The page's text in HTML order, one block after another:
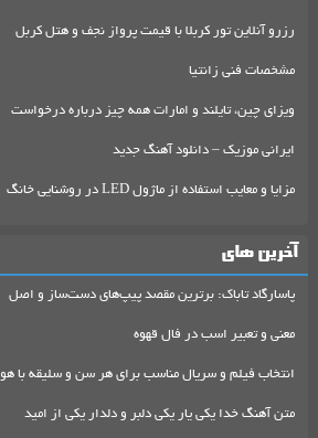
رزرو آنلاین تور کربلا با قیمت پرواز نجف و هتل کربل
مشخصات فنی زانتیا
ویزای چین، تایلند و امارات همه چیز درباره درخواست
ایرانی موزیک – دانلود آهنگ جدید
مزایا و معایب استفاده از ماژول LED در روشنایی خانگ
آخرین های
پاسارگاد تاباک: برترین مقصد پیپ‌های دست‌ساز و اصل
معنی و تعبیر اسب در فال قهوه
انتخاب فیلم و سریال مناسب برای هر سن و سلیقه با هو
متن آهنگ خدا یکی یار یکی دلبر و دلدار یکی از امید